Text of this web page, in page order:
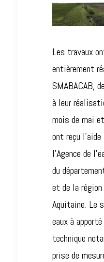
Les travaux
entièrement
SMABACAB,
à leur
mois de mai
ont reçu
l’Agence de
du
et de la
Aquitaine. Le
eaux à
technique
prise de